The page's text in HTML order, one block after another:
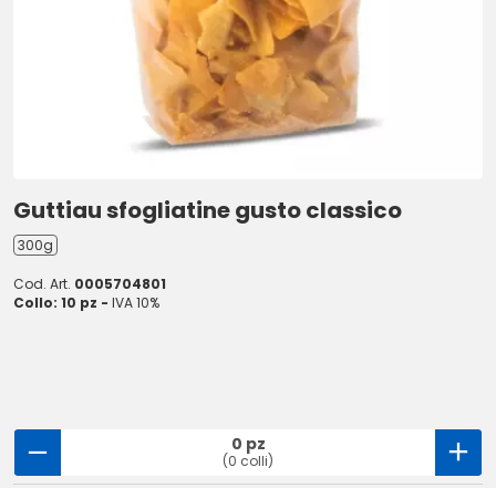
Guttiau sfogliatine gusto classico
300g
Cod. Art. 0005704801
Collo: 10 pz - IVA 10%
0 pz
(0 colli)